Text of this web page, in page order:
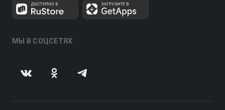
МЫ В СОЦСЕТЯХ